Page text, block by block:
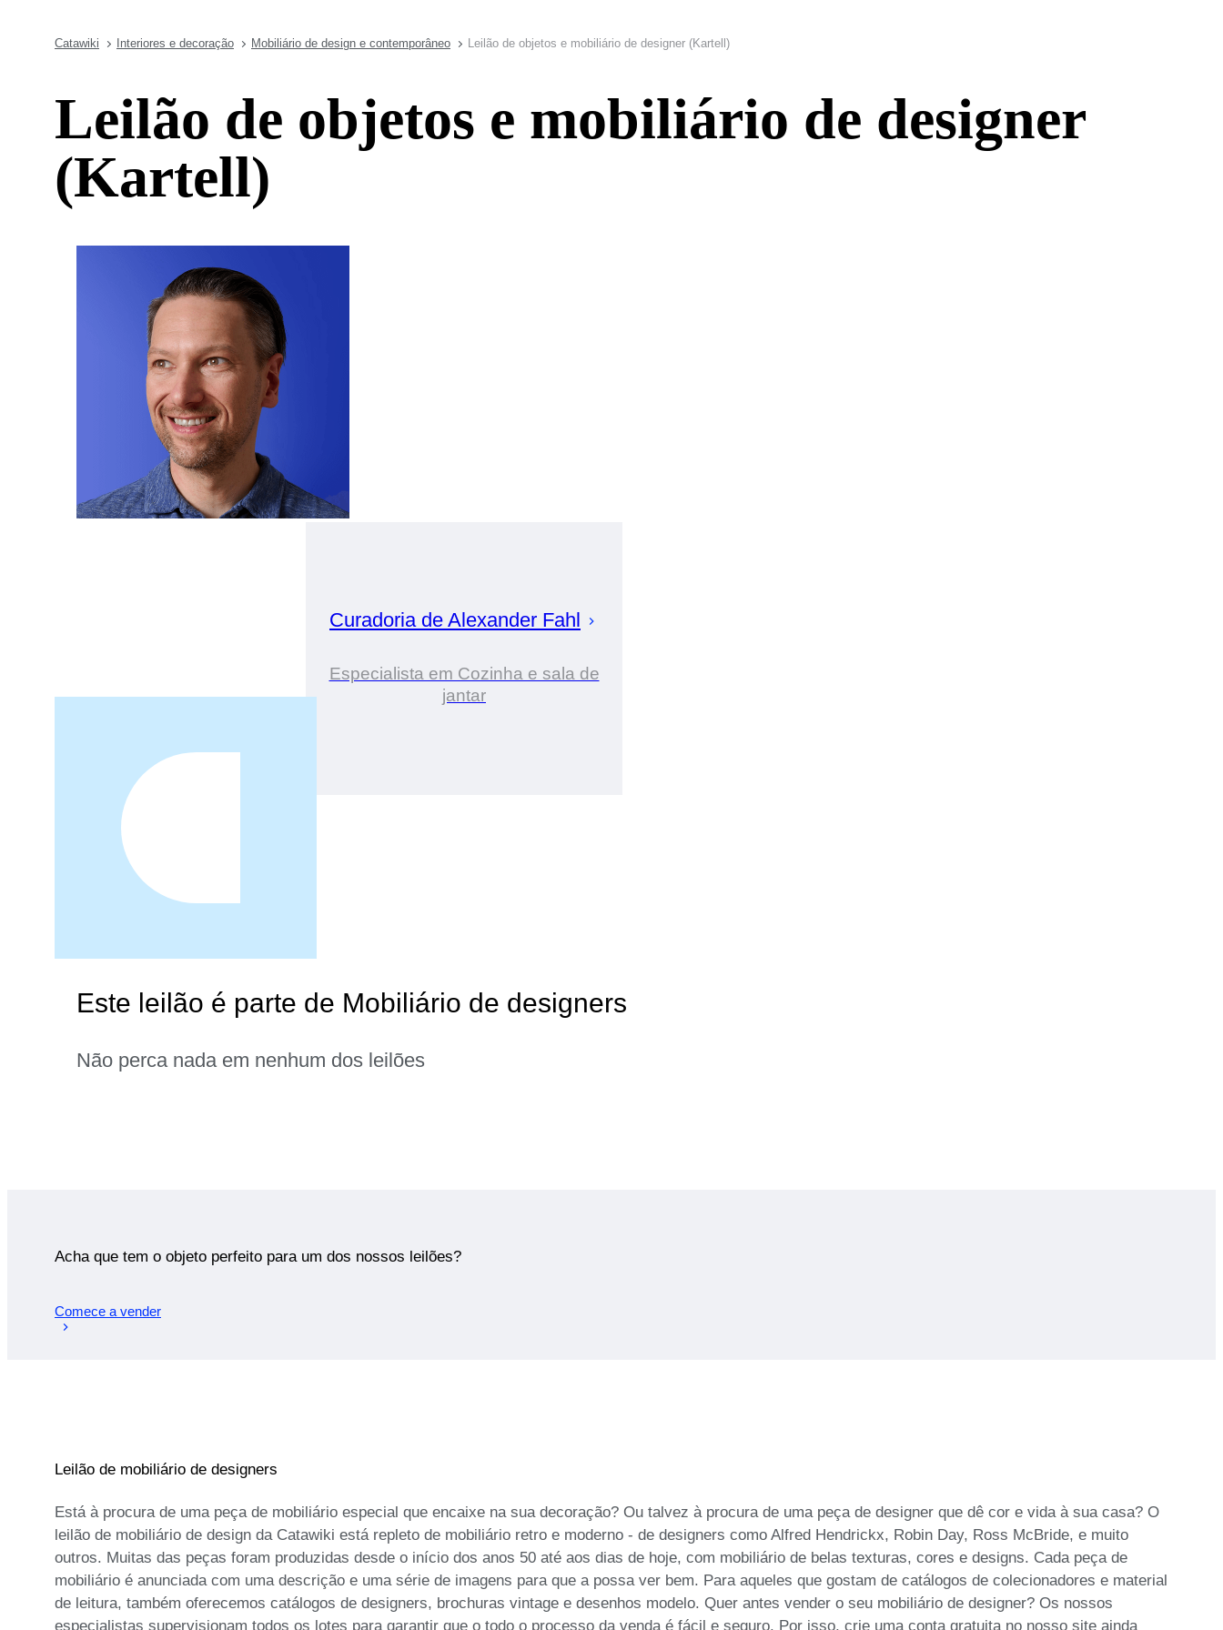
Catawiki Interiores e decoração Mobiliário de design e contemporâneo Leilão de objetos e mobiliário de designer (Kartell)
Leilão de objetos e mobiliário de designer
(Kartell)
Curadoria de Alexander Fahl
Especialista em Cozinha e sala de
jantar
Este leilão é parte de Mobiliário de designers
Não perca nada em nenhum dos leilões
Acha que tem o objeto perfeito para um dos nossos leilões?
Comece a vender
Leilão de mobiliário de designers
Está à procura de uma peça de mobiliário especial que encaixe na sua decoração? Ou talvez à procura de uma peça de designer que dê cor e vida à sua casa? O
leilão de mobiliário de design da Catawiki está repleto de mobiliário retro e moderno - de designers como Alfred Hendrickx, Robin Day, Ross McBride, e muito
outros. Muitas das peças foram produzidas desde o início dos anos 50 até aos dias de hoje, com mobiliário de belas texturas, cores e designs. Cada peça de
mobiliário é anunciada com uma descrição e uma série de imagens para que a possa ver bem. Para aqueles que gostam de catálogos de colecionadores e material
de leitura, também oferecemos catálogos de designers, brochuras vintage e desenhos modelo. Quer antes vender o seu mobiliário de designer? Os nossos
especialistas supervisionam todos os lotes para garantir que o todo o processo da venda é fácil e seguro. Por isso, crie uma conta gratuita no nosso site ainda